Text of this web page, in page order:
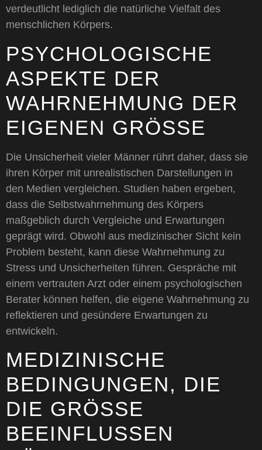
verdeutlicht lediglich die natürliche Vielfalt des
menschlichen Körpers.
PSYCHOLOGISCHE
ASPEKTE DER
WAHRNEHMUNG DER
EIGENEN GRÖSSE
Die Unsicherheit vieler Männer rührt daher, dass sie
ihren Körper mit unrealistischen Darstellungen in
den Medien vergleichen. Studien haben ergeben,
dass die Selbstwahrnehmung des Körpers
maßgeblich durch Vergleiche und Erwartungen
geprägt wird. Obwohl aus medizinischer Sicht kein
Problem besteht, kann diese Wahrnehmung zu
Stress und Unsicherheiten führen. Gespräche mit
einem vertrauten Arzt oder einem psychologischen
Berater können helfen, die eigene Wahrnehmung zu
reflektieren und gesündere Erwartungen zu
entwickeln.
MEDIZINISCHE
BEDINGUNGEN, DIE
DIE GRÖSSE B
EEINFLUSSEN K